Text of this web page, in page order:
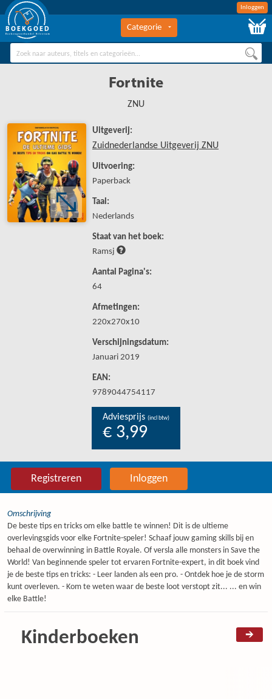
Inloggen
BOEKGOED
Boekengroothandel Hilversum
Categorie
Fortnite
ZNU
Uitgeverij:
Zuidnederlandse Uitgeverij ZNU
Uitvoering:
Paperback
Taal:
Nederlands
Staat van het boek:
Ramsj
Aantal Pagina's:
64
Afmetingen:
220x270x10
Verschijningsdatum:
Januari 2019
EAN:
9789044754117
Adviesprijs (incl btw)
€ 3,99
Registreren Inloggen
Omschrijving
De beste tips en tricks om elke battle te winnen! Dit is de ultieme
overlevingsgids voor elke Fortnite-speler! Schaaf jouw gaming skills bij en
behaal de overwinning in Battle Royale. Of versla alle monsters in Save the
World! Van beginnende speler tot ervaren Fortnite-expert, in dit boek vind
je de beste tips en tricks: - Leer landen als een pro. - Ontdek hoe je de storm
kunt overleven. - Kom te weten waar de beste loot verstopt zit... ... en win
elke Battle!
Kinderboeken